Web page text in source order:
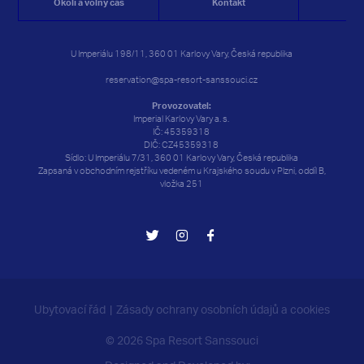
Okolí a volný čas Kontakt
U Imperiálu 198/11, 360 01 Karlovy Vary, Česká republika
reservation@spa-resort-sanssouci.cz
Provozovatel:
Imperial Karlovy Vary a. s.
IČ: 45359318
DIČ: CZ45359318
Sídlo: U Imperiálu 7/31, 360 01 Karlovy Vary, Česká republika
Zapsaná v obchodním rejstříku vedeném u Krajského soudu v Plzni, oddíl B,
vložka 251
Ubytovací řád Zásady ochrany osobních údajů a cookies
© 2026 Spa Resort Sanssouci